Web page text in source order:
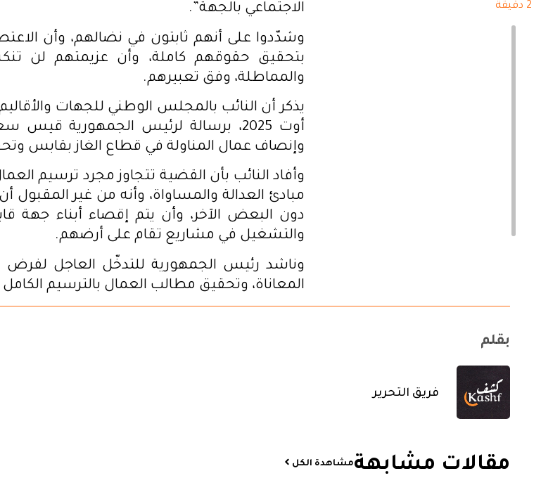
2 دقيقة
الاجتماعي بالجهة”.
وشدّدوا على أنهم ثابتون في نضالهم، وأن
بتحقيق حقوقهم كاملة، وأن عزيمتهم لن
والمماطلة، وفق تعبيرهم.
يذكر أن النائب بالمجلس الوطني للجهات
أوت 2025، برسالة لرئيس الجمهورية
وإنصاف عمال المناولة في قطاع الغاز بقابس
وأفاد النائب بأن القضية تتجاوز مجرد ترسيم
مبادئ العدالة والمساواة، وأنه من غير
دون البعض الآخر، وأن يتم إقصاء أبناء
والتشغيل في مشاريع تقام على أرضهم.
وناشد رئيس الجمهورية للتدخّل العاجل لفرض
المعاناة، وتحقيق مطالب العمال بالترسيم الكامل
بقلم
فريق التحرير
مقالات مشابهة​مشاهدة الكل